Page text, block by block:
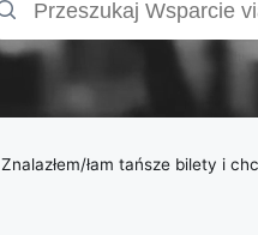
Znalazłem/łam tańsze bilety i